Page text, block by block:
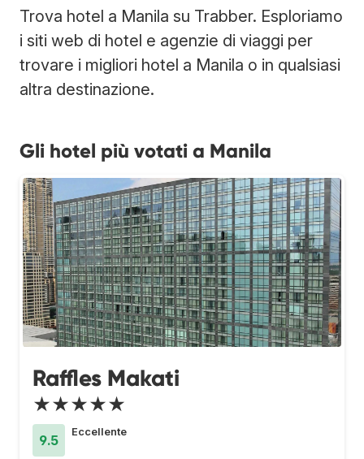
Trova hotel a Manila su Trabber. Esploriamo
i siti web di hotel e agenzie di viaggi per
trovare i migliori hotel a Manila o in qualsiasi
altra destinazione.
Gli hotel più votati a Manila
Raffles Makati
★★★★★
9.5
Eccellente